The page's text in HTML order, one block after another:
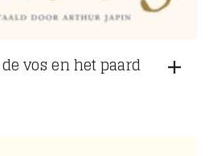
vos en het paard